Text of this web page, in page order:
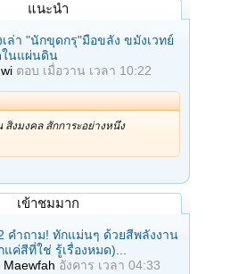
แนะนำ
เล่า "นักขุดกรุ"มือขลัง ขมังเวทย์
นแผ่นดิน
ตอบ เมื่อวาน เวลา 10:22
สิ่งมงคล สักการะอย่างหนึ่ง
เข้าชมมาก
คำถาม! ทักแม่นๆ ด้วยสีพลังงาน
แค่สีที่ใช่ รู้เรื่องหมด)...
Maewfah อังคาร เวลา 04:33